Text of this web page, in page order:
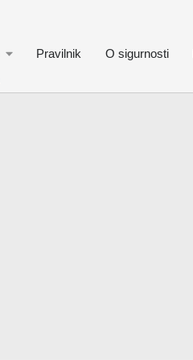
Pravilnik O sigurnosti